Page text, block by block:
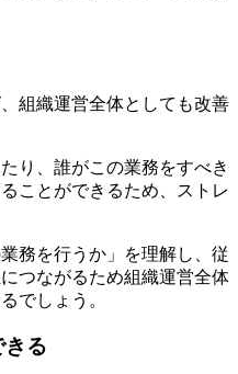
組織運営全体としても改善
り、誰がこの業務をすべき
ことができるため、ストレ
務を行うか」を理解し、従
つながるため組織運営全体
でしょう。
きる